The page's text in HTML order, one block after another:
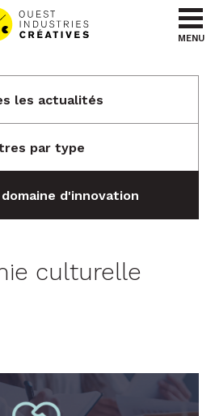
au menu
au contenu
MENU
les actualités
par type
d'innovation
culturelle